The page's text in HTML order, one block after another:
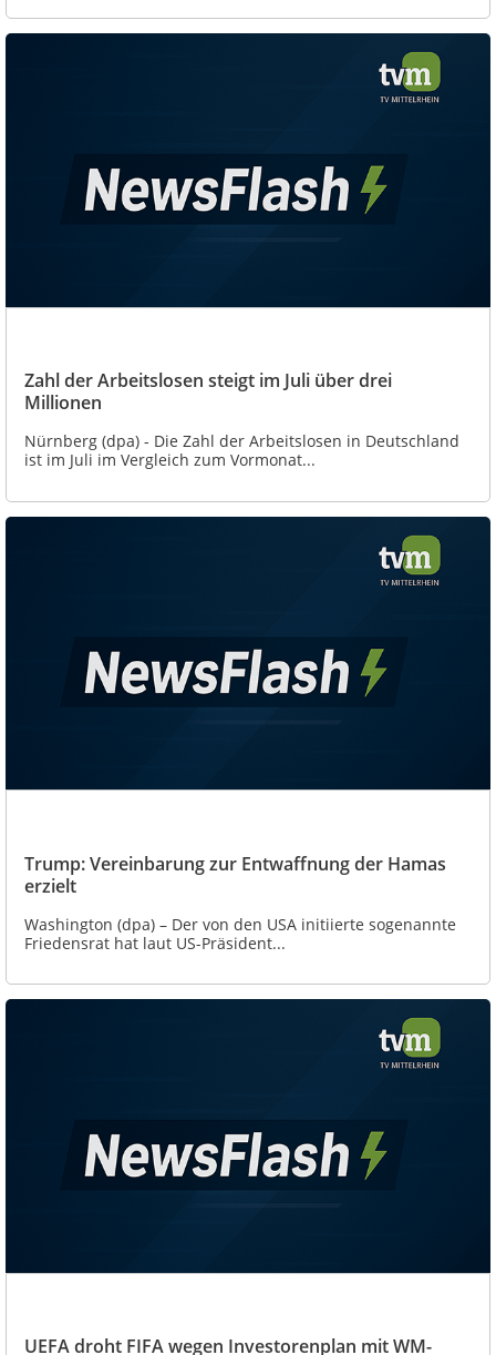
Zahl der Arbeitslosen steigt im Juli über drei
Millionen
Nürnberg (dpa) - Die Zahl der Arbeitslosen in Deutschland
ist im Juli im Vergleich zum Vormonat...
Trump: Vereinbarung zur Entwaffnung der Hamas
erzielt
Washington (dpa) – Der von den USA initiierte sogenannte
Friedensrat hat laut US-Präsident...
UEFA droht FIFA wegen Investorenplan mit WM-